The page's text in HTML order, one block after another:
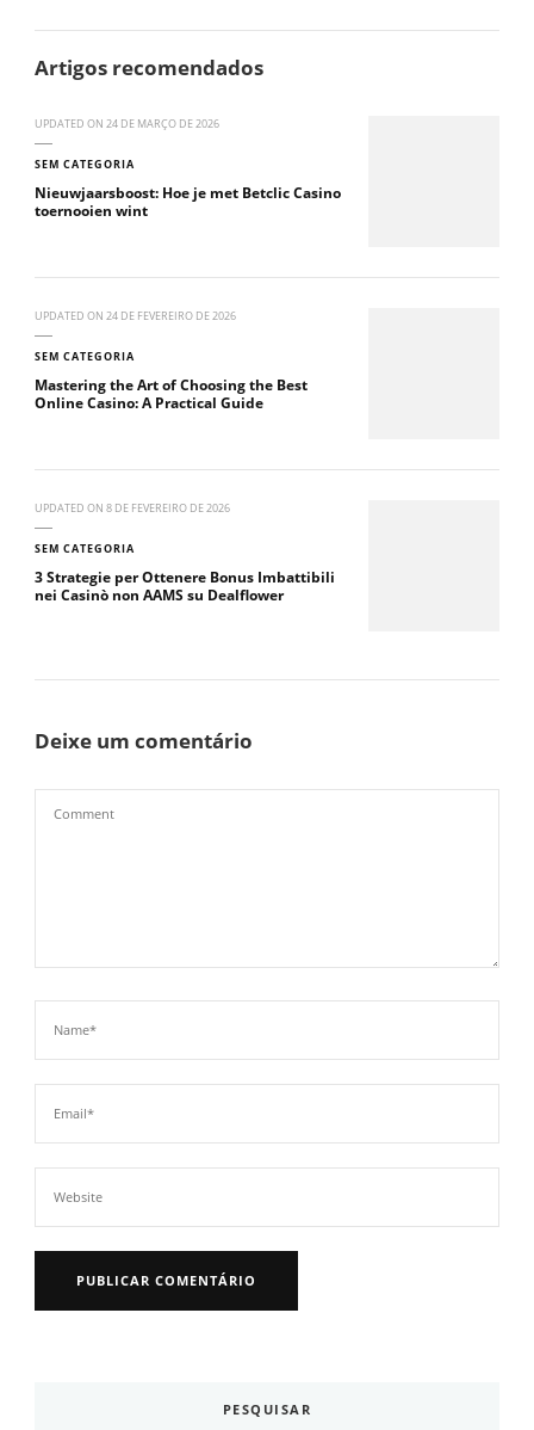
Artigos recomendados
UPDATED ON 24 DE MARÇO DE 2026
SEM CATEGORIA
Nieuwjaarsboost: Hoe je met Betclic Casino
toernooien wint
UPDATED ON 24 DE FEVEREIRO DE 2026
SEM CATEGORIA
Mastering the Art of Choosing the Best
Online Casino: A Practical Guide
UPDATED ON 8 DE FEVEREIRO DE 2026
SEM CATEGORIA
3 Strategie per Ottenere Bonus Imbattibili
nei Casinò non AAMS su Dealflower
Deixe um comentário
PESQUISAR